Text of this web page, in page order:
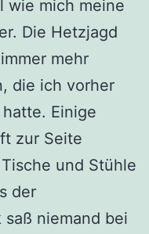
wie mich meine
Die Hetzjagd
mehr
die ich vorher
Einige
zur Seite
und Stühle
der
saß niemand bei